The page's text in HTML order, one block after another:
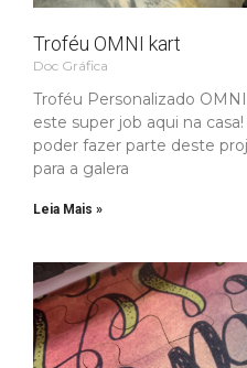
Troféu OMNI kart
Doc Gráfica
Troféu Personalizado
este super job aqui na
poder fazer parte deste
para a galera
Leia Mais »